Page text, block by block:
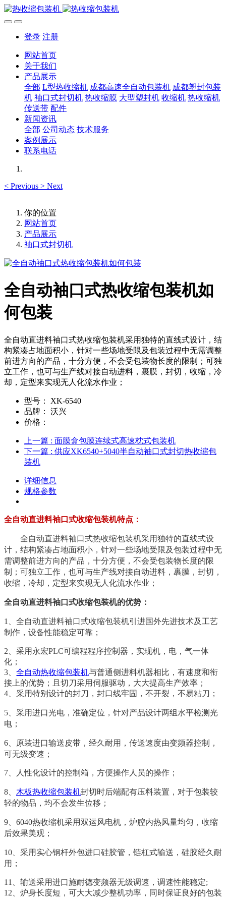
登录 注册
网站首页
关于我们
产品展示
全部 L型热收缩机 成都高速全自动包装机 成都塑封包装
机 袖口式封切机 热收缩膜 大型塑封机 收缩机 热收缩机
传送带 配件
新闻资讯
全部 公司动态 技术服务
案例展示
联系电话
< Previous > Next
你的位置
网站首页
产品展示
袖口式封切机
全自动袖口式热收缩包装机如
何包装
全自动直进料袖口式热收缩包装机采用独特的直线式设计，结
构紧凑占地面积小，针对一些场地受限及包装过程中无需调整
前进方向的产品，十分方便，不会受包装物长度的限制；可独
立工作，也可与生产线对接自动进料，裹膜，封切，收缩，冷
却，定型来实现无人化流水作业；
型号：
XK-6540
品牌：
沃兴
价格：
上一篇 : 面膜盒包膜连续式高速枕式包装机
下一篇 : 供应XK6540+5040半自动袖口式封切热收缩包
装机
详细信息
规格参数
全自动直进料袖口式收缩包装机特点：
全自动直进料袖口式热收缩包装机采用独特的直线式设
计，结构紧凑占地面积小，针对一些场地受限及包装过程中无
需调整前进方向的产品，十分方便，不会受包装物长度的限
制；可独立工作，也可与生产线对接自动进料，裹膜，封切，
收缩，冷却，定型来实现无人化流水作业；
全自动直进料袖口式收缩包装机的优势：
1、全自动直进料袖口式收缩包装机引进国外先进技术及工艺
制作，设备性能稳定可靠；
2、采用永宏PLC可编程程序控制器，实现机，电，气一体
化；
3、 全自动热收缩包装机与普通侧进料机器相比，有速度和衔
接上的优势；且切刀采用伺服驱动，大大提高生产效率；
4、采用特别设计的封刀，封口线牢固，不开裂，不易粘刀；
5、采用进口光电，准确定位，针对产品设计两组水平检测光
电；
6、原装进口输送皮带，经久耐用，传送速度由变频器控制，
可无级变速；
7、人性化设计的控制箱，方便操作人员的操作；
8、 木板热收缩包装机封切时后端配有压料装置，对于包装较
轻的物品，均不会发生位移；
9、6040热收缩机采用双运风电机，炉腔内热风量均匀，收缩
后效果美观；
10、采用实心钢杆外包进口硅胶管，链杠式输送，硅胶经久耐
用；
11、输送采用进口施耐德变频器无级调速，调速性能稳定;
12、炉身长度短，可大大减少整机功率，同时保证良好的包装